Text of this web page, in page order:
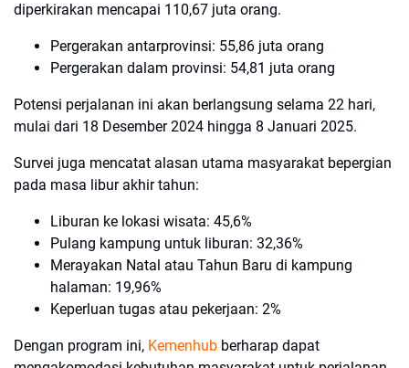
diperkirakan mencapai 110,67 juta orang.
Pergerakan antarprovinsi: 55,86 juta orang
Pergerakan dalam provinsi: 54,81 juta orang
Potensi perjalanan ini akan berlangsung selama 22 hari,
mulai dari 18 Desember 2024 hingga 8 Januari 2025.
Survei juga mencatat alasan utama masyarakat bepergian
pada masa libur akhir tahun:
Liburan ke lokasi wisata: 45,6%
Pulang kampung untuk liburan: 32,36%
Merayakan Natal atau Tahun Baru di kampung
halaman: 19,96%
Keperluan tugas atau pekerjaan: 2%
Dengan program ini, Kemenhub berharap dapat